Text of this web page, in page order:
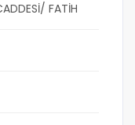
FATİH